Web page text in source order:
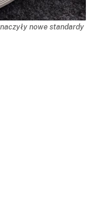
nowe standardy